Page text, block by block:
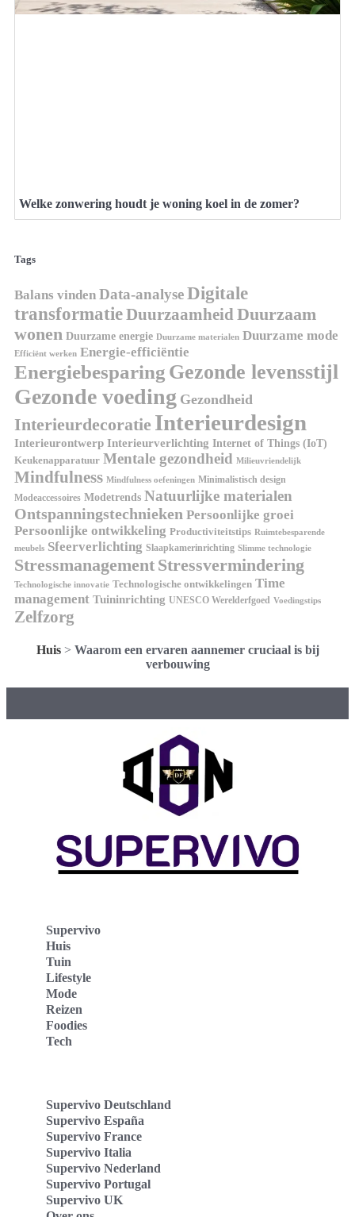
Welke zonwering houdt je woning koel in de zomer?
Tags
Balans vinden Data-analyseDigitale
transformatieDuurzaamheidDuurzaam
wonen Duurzame energie Duurzame materialen Duurzame mode
Efficiënt werken Energie-efficiëntie
Energiebesparing Gezonde levensstijl
Gezonde voeding Gezondheid
Interieurdecoratie Interieurdesign
Interieurontwerp Interieurverlichting Internet of Things (IoT)
Keukenapparatuur Mentale gezondheid Milieuvriendelijk
Mindfulness Mindfulness oefeningen Minimalistisch design
Modeaccessoires Modetrends Natuurlijke materialen
Ontspanningstechnieken Persoonlijke groei
Persoonlijke ontwikkeling Productiviteitstips Ruimtebesparende
meubels Sfeerverlichting Slaapkamerinrichting Slimme technologie
Stressmanagement Stressvermindering
Technologische innovatie Technologische ontwikkelingen Time
management Tuininrichting UNESCO Werelderfgoed Voedingstips
Zelfzorg
Huis> Waarom een ervaren aannemer cruciaal is bij
verbouwing
Supervivo
Huis
Tuin
Lifestyle
Mode
Reizen
Foodies
Tech
Supervivo Deutschland
Supervivo España
Supervivo France
Supervivo Italia
Supervivo Nederland
Supervivo Portugal
Supervivo UK